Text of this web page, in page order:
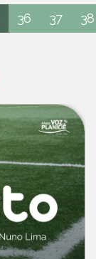
36 37 38